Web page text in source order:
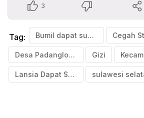
3
Tag: Bumil dapat susu gratis Cegah
Desa Padangloang Kabupaten Bulukumba Gizi
Lansia Dapat Susu Gratis sulawesi